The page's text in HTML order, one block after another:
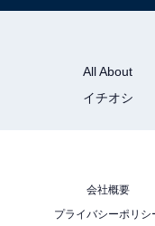
※プラン・部屋によ
チェックイン・チ
チェックイン：15:00
あわせて読みたい
【草津
All About
イチオシ
会社概要
プライバシーポリシ